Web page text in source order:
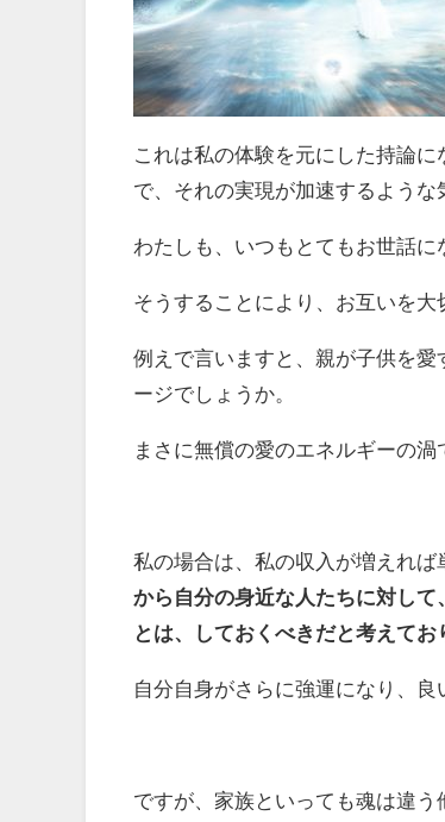
これは私の体験を元にした持論
で、それの実現が加速するような
わたしも、いつもとてもお世話に
そうすることにより、お互いを大
例えで言いますと、親が子供を
ージでしょうか。
まさに無償の愛のエネルギーの渦
私の場合は、私の収入が増えれば
から自分の身近な人たちに対し
とは、しておくべきだと考えてお
自分自身がさらに強運になり、
ですが、家族といっても魂は違う